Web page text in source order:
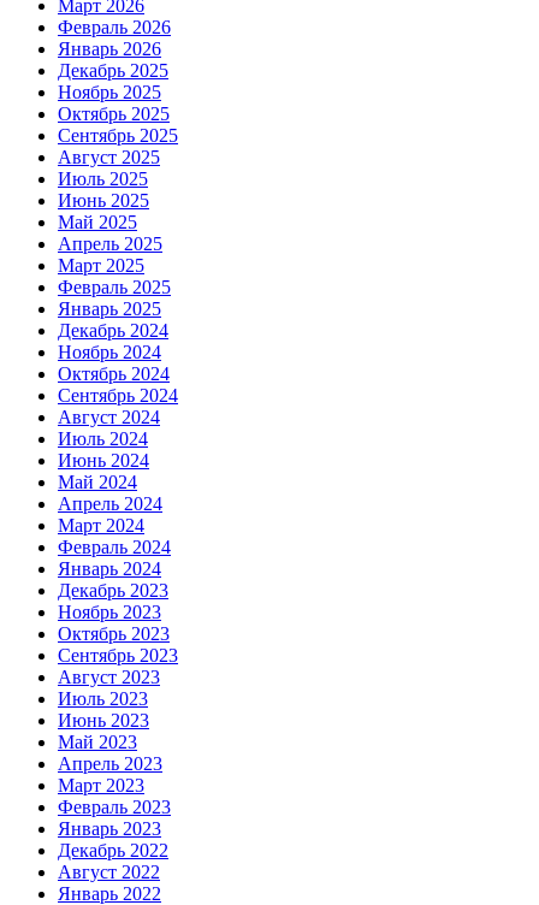
Март 2026
Февраль 2026
Январь 2026
Декабрь 2025
Ноябрь 2025
Октябрь 2025
Сентябрь 2025
Август 2025
Июль 2025
Июнь 2025
Май 2025
Апрель 2025
Март 2025
Февраль 2025
Январь 2025
Декабрь 2024
Ноябрь 2024
Октябрь 2024
Сентябрь 2024
Август 2024
Июль 2024
Июнь 2024
Май 2024
Апрель 2024
Март 2024
Февраль 2024
Январь 2024
Декабрь 2023
Ноябрь 2023
Октябрь 2023
Сентябрь 2023
Август 2023
Июль 2023
Июнь 2023
Май 2023
Апрель 2023
Март 2023
Февраль 2023
Январь 2023
Декабрь 2022
Август 2022
Январь 2022